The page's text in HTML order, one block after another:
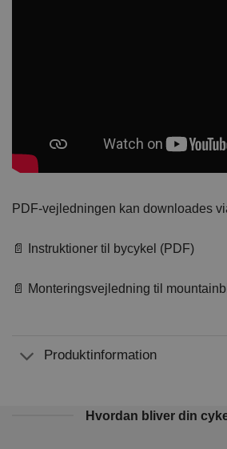
PDF-vejledningen kan downloades
📄 Instruktioner til bycykel (PDF)
📄 Monteringsvejledning til
Produktinformation
Hvordan bliver din